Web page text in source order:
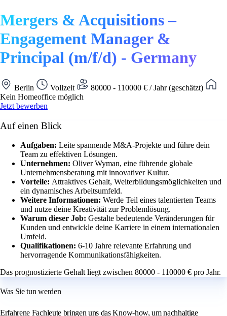
Mergers & Acquisitions –
Engagement Manager &
Principal (m/f/d) - Germany
Berlin Vollzeit
80000 - 110000 € / Jahr (geschätzt)
Kein Homeoffice möglich
Jetzt bewerben
Auf einen Blick
Aufgaben: Leite spannende M&A-Projekte und führe dein
Team zu effektiven Lösungen.
Unternehmen: Oliver Wyman, eine führende globale
Unternehmensberatung mit innovativer Kultur.
Vorteile: Attraktives Gehalt, Weiterbildungsmöglichkeiten und
ein dynamisches Arbeitsumfeld.
Weitere Informationen: Werde Teil eines talentierten Teams
und nutze deine Kreativität zur Problemlösung.
Warum dieser Job: Gestalte bedeutende Veränderungen für
Kunden und entwickle deine Karriere in einem internationalen
Umfeld.
Qualifikationen: 6-10 Jahre relevante Erfahrung und
hervorragende Kommunikationsfähigkeiten.
Das prognostizierte Gehalt liegt zwischen 80000 - 110000 € pro Jahr.
Was Sie tun werden
Erfahrene Fachleute bringen uns das Know-how, um nachhaltige